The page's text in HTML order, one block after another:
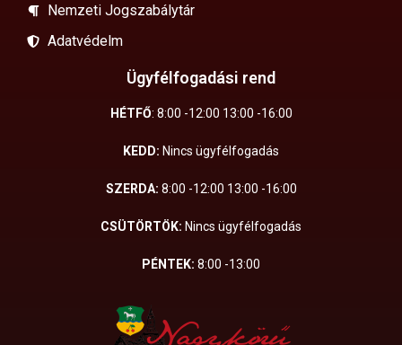
Nemzeti Jogszabálytár
Adatvédelm
Ügyfélfogadási rend
HÉTFŐ: 8:00 -12:00 13:00 -16:00
KEDD: Nincs ügyfélfogadás
SZERDA: 8:00 -12:00 13:00 -16:00
CSÜTÖRTÖK: Nincs ügyfélfogadás
PÉNTEK: 8:00 -13:00